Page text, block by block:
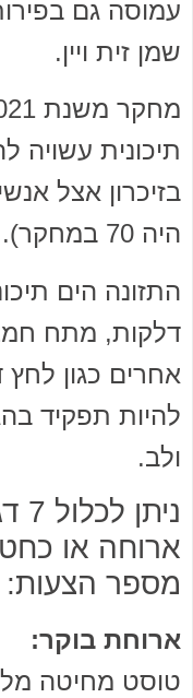
עמוסה גם
שמן זית ויין.
תיכונית עשויה
בזיכרון אצל
היה 70 במחקר).
התזונה הים
דלקות, מתח
אחרים כגון
להיות תפקיד
ולב.
ארוחה או
מספר הצעות:
ארוחת בוקר:
טוסט מחיטה